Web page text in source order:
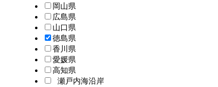
岡山県
広島県
山口県
徳島県
香川県
愛媛県
高知県
瀬戸内海沿岸